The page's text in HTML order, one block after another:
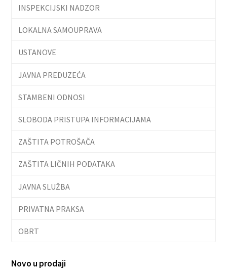
INSPEKCIJSKI NADZOR
LOKALNA SAMOUPRAVA
USTANOVE
JAVNA PREDUZEĆA
STAMBENI ODNOSI
SLOBODA PRISTUPA INFORMACIJAMA
ZAŠTITA POTROŠAČA
ZAŠTITA LIČNIH PODATAKA
JAVNA SLUŽBA
PRIVATNA PRAKSA
OBRT
Novo u prodaji